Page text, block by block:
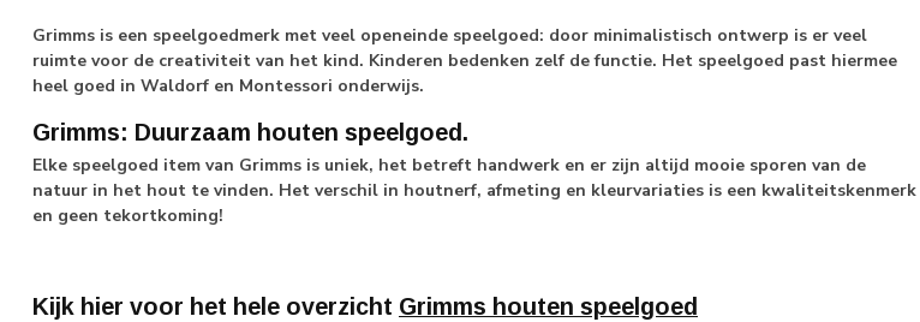
Grimms is een speelgoedmerk met veel openeinde speelgoed: door minimalistisch ontwerp is er veel
ruimte voor de creativiteit van het kind. Kinderen bedenken zelf de functie. Het speelgoed past hiermee
heel goed in Waldorf en Montessori onderwijs.
Grimms: Duurzaam houten speelgoed.
Elke speelgoed item van Grimms is uniek, het betreft handwerk en er zijn altijd mooie sporen van de
natuur in het hout te vinden. Het verschil in houtnerf, afmeting en kleurvariaties is een kwaliteitskenmerk
en geen tekortkoming!
Kijk hier voor het hele overzicht Grimms houten speelgoed